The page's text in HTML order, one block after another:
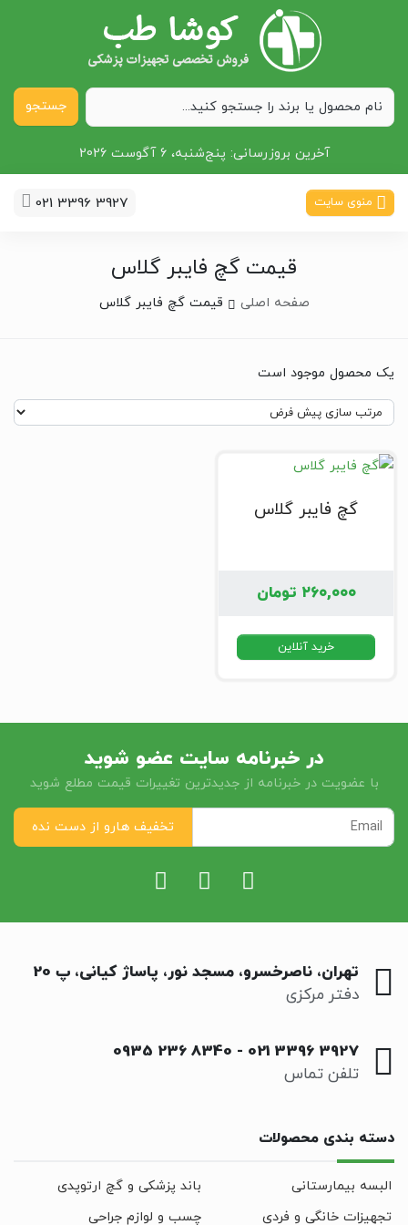
جستجو
آخرین بروزرسانی: پنج‌شنبه، 6 آگوست 2026
منوی سایت 021 3396 3927
قیمت گچ فایبر گلاس
صفحه اصلی قیمت گچ فایبر گلاس
یک محصول موجود است
گچ فایبر گلاس
۲۶۰,۰۰۰ تومان
خرید آنلاین
در خبرنامه سایت عضو شوید
با عضویت در خبرنامه از جدیدترین تغییرات قیمت مطلع شوید
تهران، ناصرخسرو، مسجد نور، پاساژ کیانی، پ 20
دفتر مرکزی
021 3396 3927
-
0935 236 8340
تلفن تماس
دسته بندی محصولات
البسه بیمارستانی
باند پزشکی و گچ ارتوپدی
تجهیزات خانگی و فردی
چسب و لوازم جراحی